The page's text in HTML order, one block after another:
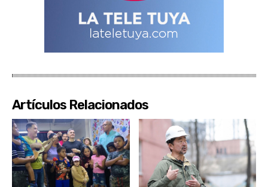
Artículos Relacionados